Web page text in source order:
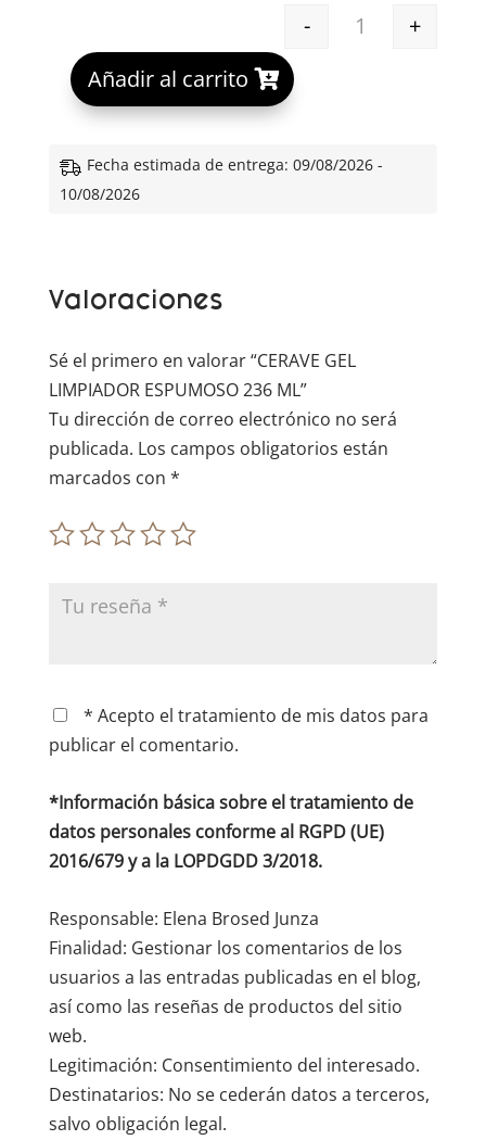
CERAVE GEL
-
+
Añadir al carrito
A
e
e
:
Fecha estimada de entrega: 09/08/2026 -
10/08/2026
Valoraciones
Sé el primero en valorar “CERAVE GEL
LIMPIADOR ESPUMOSO 236 ML”
Tu dirección de correo electrónico no será
publicada. Los campos obligatorios están
marcados con *
* Acepto el tratamiento de mis datos para
publicar el comentario.
*Información básica sobre el tratamiento de
datos personales conforme al RGPD (UE)
2016/679 y a la LOPDGDD 3/2018.
Responsable: Elena Brosed Junza
Finalidad: Gestionar los comentarios de los
usuarios a las entradas publicadas en el blog,
así como las reseñas de productos del sitio
web.
Legitimación: Consentimiento del interesado.
Destinatarios: No se cederán datos a terceros,
salvo obligación legal.